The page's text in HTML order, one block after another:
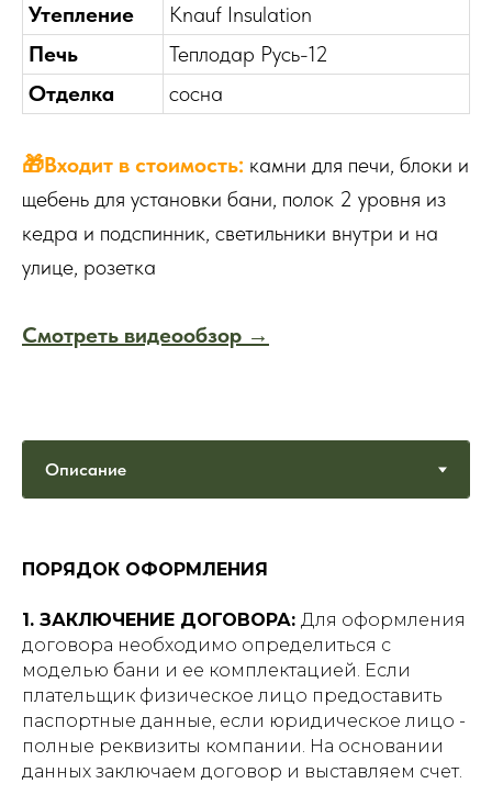
Утепление
Knauf Insulation
Печь
Теплодар Русь-12
Отделка
сосна
🎁Входит в стоимость: камни для печи, блоки и
щебень для установки бани, полок 2 уровня из
кедра и подспинник, светильники внутри и на
улице, розетка
Смотреть видеообзор →
ПОРЯДОК ОФОРМЛЕНИЯ
1. ЗАКЛЮЧЕНИЕ ДОГОВОРА: Для оформления
договора необходимо определиться с
моделью бани и ее комплектацией. Если
плательщик физическое лицо предоставить
паспортные данные, если юридическое лицо -
полные реквизиты компании. На основании
данных заключаем договор и выставляем счет.